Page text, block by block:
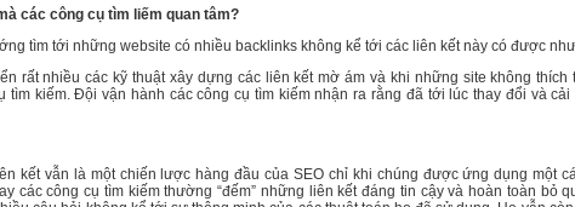
các công cụ tìm liếm quan tâm?
tìm tới những website có nhiều backlinks không kể tới các liên kết này có được
rất nhiều các kỹ thuật xây dựng các liên kết mờ ám và khi những site không thích
tìm kiếm. Đội vận hành các công cụ tìm kiếm nhận ra rằng đã tới lúc thay đổi và cải
kết vẫn là một chiến lược hàng đầu của SEO chỉ khi chúng được ứng dụng một
các công cụ tìm kiếm thường “đếm” những liên kết đáng tin cậy và hoàn toàn bỏ